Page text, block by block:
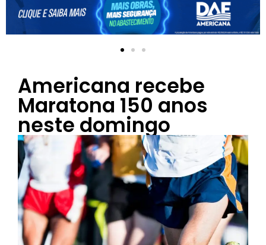
Americana recebe
Maratona 150 anos
neste domingo